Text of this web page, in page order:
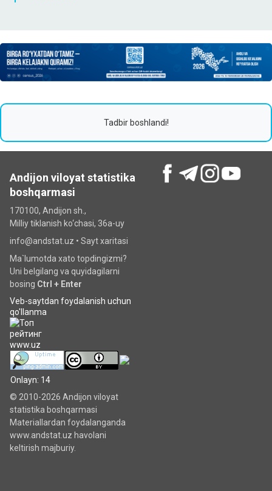
Tadbir boshlandi!
Andijon viloyat statistika
boshqarmasi
170100, Andijon sh.,
Milliy tiklanish ko‘chаsi, 36a-uy
info@andstat.uz • Sayt xaritasi
Ma`lumotda xato topdingizmi?
Uni belgilang va quyidagilarni
bosing Ctrl + Enter
Veb-saytdan foydalanish uchun
qo'llanma
Onlayn: 14
© 2010-2026 Andijon viloyat
statistika boshqarmasi
Materiallardan foydalanganda
www.andstat.uz havolani
keltirish majburiy.